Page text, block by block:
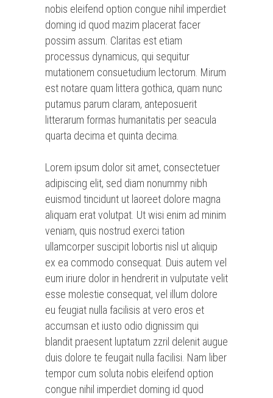
nobis eleifend option congue nihil imperdiet
doming id quod mazim placerat facer
possim assum. Claritas est etiam
processus dynamicus, qui sequitur
mutationem consuetudium lectorum. Mirum
est notare quam littera gothica, quam nunc
putamus parum claram, anteposuerit
litterarum formas humanitatis per seacula
quarta decima et quinta decima.
Lorem ipsum dolor sit amet, consectetuer
adipiscing elit, sed diam nonummy nibh
euismod tincidunt ut laoreet dolore magna
aliquam erat volutpat. Ut wisi enim ad minim
veniam, quis nostrud exerci tation
ullamcorper suscipit lobortis nisl ut aliquip
ex ea commodo consequat. Duis autem vel
eum iriure dolor in hendrerit in vulputate velit
esse molestie consequat, vel illum dolore
eu feugiat nulla facilisis at vero eros et
accumsan et iusto odio dignissim qui
blandit praesent luptatum zzril delenit augue
duis dolore te feugait nulla facilisi. Nam liber
tempor cum soluta nobis eleifend option
congue nihil imperdiet doming id quod